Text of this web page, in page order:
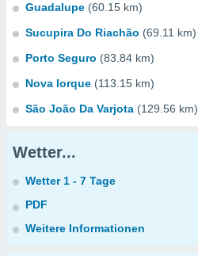
Guadalupe (60.15 km)
Sucupira Do Riachão (69.11 km)
Porto Seguro (83.84 km)
Nova Iorque (113.15 km)
São João Da Varjota (129.56 km)
Wetter...
Wetter 1 - 7 Tage
PDF
Weitere Informationen